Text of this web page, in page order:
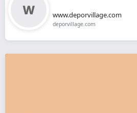
www.deporvillage.com
deporvillage.com